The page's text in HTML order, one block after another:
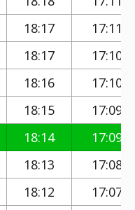
18:17
17:11
18:17
17:10
18:16
17:10
18:15
17:09
18:14
17:09
18:13
17:08
18:12
17:07